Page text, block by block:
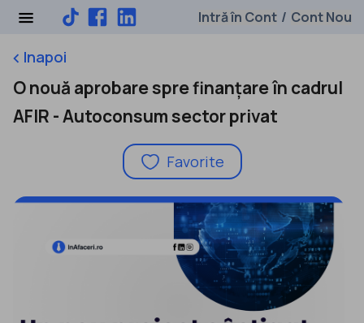
Intră în Cont / Cont Nou
keyboard_arrow_leftInapoi
O nouă aprobare spre finanțare în cadrul
AFIR - Autoconsum sector privat
Favorite